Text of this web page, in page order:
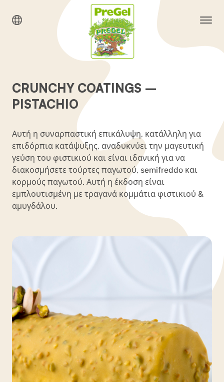
CRUNCHY COATINGS –
PISTACHIO
Αυτή η συναρπαστική επικάλυψη, κατάλληλη για
επιδόρπια κατάψυξης, αναδυκνύει την μαγευτική
γεύση του φιστικιού και είναι ιδανική για να
διακοσμήσετε τούρτες παγωτού, semifreddo και
κορμούς παγωτού. Αυτή η έκδοση είναι
εμπλουτισμένη με τραγανά κομμάτια φιστικιού &
αμυγδάλου.